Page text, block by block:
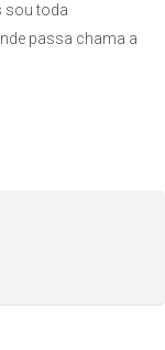
sou toda
passa chama a